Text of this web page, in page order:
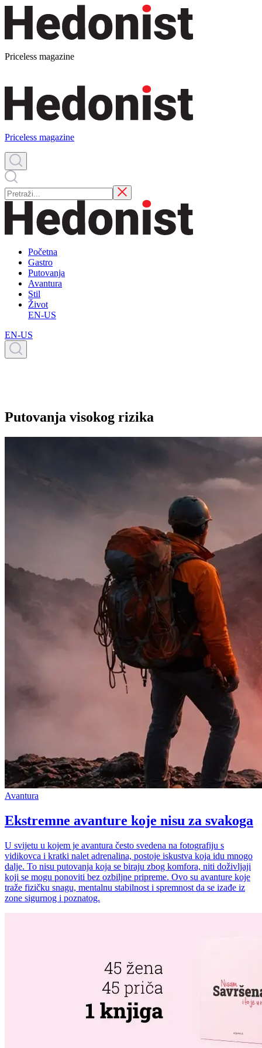
Priceless magazine
Priceless magazine
Početna
Gastro
Putovanja
Avantura
Stil
Život
EN-US
EN-US
Putovanja visokog rizika
Avantura
Ekstremne avanture koje nisu za svakoga
U svijetu u kojem je avantura često svedena na fotografiju s
vidikovca i kratki nalet adrenalina, postoje iskustva koja idu mnogo
dalje. To nisu putovanja koja se biraju zbog komfora, niti doživljaji
koji se mogu ponoviti bez ozbiljne pripreme. Ovo su avanture koje
traže fizičku snagu, mentalnu stabilnost i spremnost da se izađe iz
zone sigurnog i poznatog.